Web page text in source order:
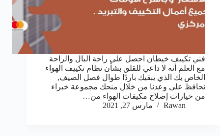
فني تكييف خيطان احصل على راحة البال والراحة
مع العلم أنه لا داعي للقلق بشأن نظام تكييف الهواء
الخاص بك الذي يبقيك باردًا طوال فصل الصيف,
نحافظ على وعدنا من خلال منحك مجموعة خبراء
من خيارات إصلاح مكيفات الهواء من…
Rawan
مارس 27, 2021